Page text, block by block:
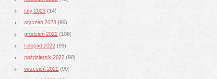
luty 2023 (14)
styczeń 2023 (96)
grudzień 2022 (106)
listopad 2022 (99)
październik 2022 (90)
wrzesień 2022 (99)